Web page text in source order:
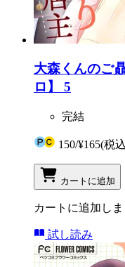
大森くんのご
ロ】 5
完結
150/¥165(税
カートに追加
カートに追加しま
試し読み